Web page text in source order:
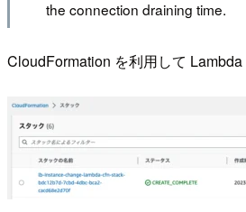
the connection draining time.
CloudFormation を利用して Lambda